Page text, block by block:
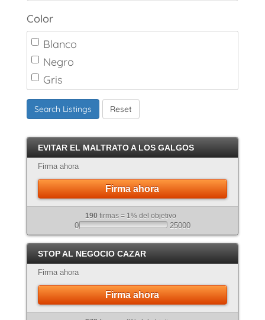
Color
Blanco
Negro
Gris
Marrón
Canela
Crema
Atigrado
Search Listings Reset
EVITAR EL MALTRATO A LOS GALGOS
Firma ahora
Firma ahora
190 firmas = 1% del objetivo
0 25000
STOP AL NEGOCIO CAZAR
Firma ahora
Firma ahora